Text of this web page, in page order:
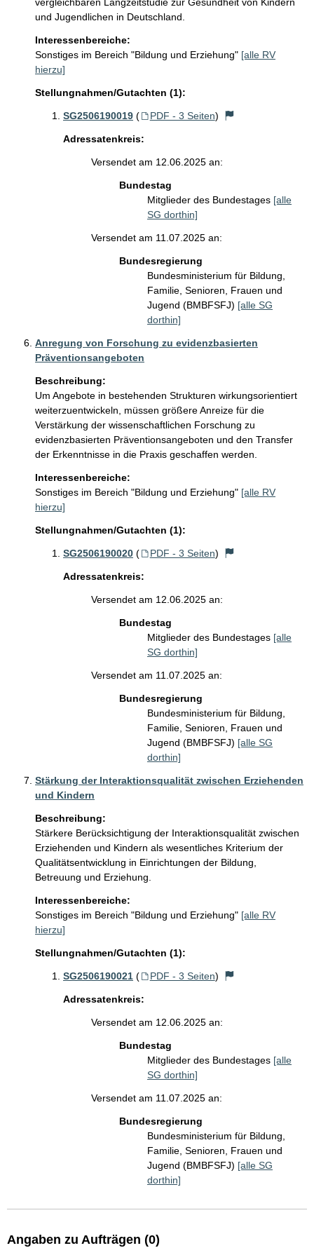
und Jugendlichen in Deutschland.
Interessenbereiche:
Sonstiges im Bereich "Bildung und Erziehung" [alle RV
hierzu]
Stellungnahmen/Gutachten (1):
SG2506190019 ( PDF - 3 Seiten)
Adressatenkreis:
Versendet am 12.06.2025 an:
Bundestag
Mitglieder des Bundestages [alle
SG dorthin]
Versendet am 11.07.2025 an:
Bundesregierung
Bundesministerium für Bildung,
Familie, Senioren, Frauen und
Jugend (BMBFSFJ) [alle SG
dorthin]
Anregung von Forschung zu evidenzbasierten
Präventionsangeboten
Beschreibung:
Um Angebote in bestehenden Strukturen wirkungsorientiert
weiterzuentwickeln, müssen größere Anreize für die
Verstärkung der wissenschaftlichen Forschung zu
evidenzbasierten Präventionsangeboten und den Transfer
der Erkenntnisse in die Praxis geschaffen werden.
Interessenbereiche:
Sonstiges im Bereich "Bildung und Erziehung" [alle RV
hierzu]
Stellungnahmen/Gutachten (1):
SG2506190020 ( PDF - 3 Seiten)
Adressatenkreis:
Versendet am 12.06.2025 an:
Bundestag
Mitglieder des Bundestages [alle
SG dorthin]
Versendet am 11.07.2025 an:
Bundesregierung
Bundesministerium für Bildung,
Familie, Senioren, Frauen und
Jugend (BMBFSFJ) [alle SG
dorthin]
Stärkung der Interaktionsqualität zwischen Erziehenden
und Kindern
Beschreibung:
Stärkere Berücksichtigung der Interaktionsqualität zwischen
Erziehenden und Kindern als wesentliches Kriterium der
Qualitätsentwicklung in Einrichtungen der Bildung,
Betreuung und Erziehung.
Interessenbereiche:
Sonstiges im Bereich "Bildung und Erziehung" [alle RV
hierzu]
Stellungnahmen/Gutachten (1):
SG2506190021 ( PDF - 3 Seiten)
Adressatenkreis:
Versendet am 12.06.2025 an:
Bundestag
Mitglieder des Bundestages [alle
SG dorthin]
Versendet am 11.07.2025 an:
Bundesregierung
Bundesministerium für Bildung,
Familie, Senioren, Frauen und
Jugend (BMBFSFJ) [alle SG
dorthin]
Angaben zu Aufträgen (0)